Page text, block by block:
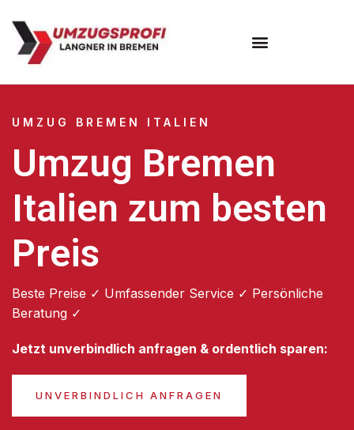
UMZUG BREMEN ITALIEN
Umzug Bremen
Italien zum besten
Preis
Beste Preise ✓ Umfassender Service ✓ Persönliche
Beratung ✓
Jetzt unverbindlich anfragen & ordentlich sparen:
UNVERBINDLICH ANFRAGEN